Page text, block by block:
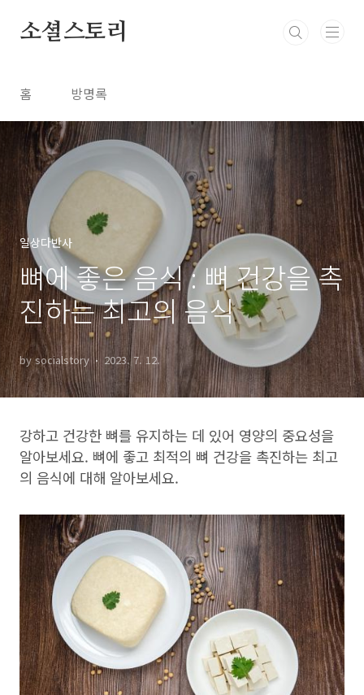
소셜스토리
홈 방명록
일상다반사
뼈에 좋은 음식 : 뼈 건강을 촉
진하는 최고의 음식
by socialstory 2023. 7. 12.
강하고 건강한 뼈를 유지하는 데 있어 영양의 중요성을
알아보세요. 뼈에 좋고 최적의 뼈 건강을 촉진하는 최고
의 음식에 대해 알아보세요.